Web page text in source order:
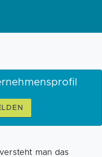
Businessplan Fördermittel
versteht man das